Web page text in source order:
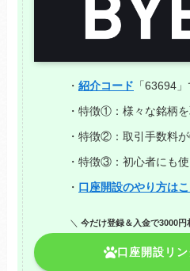
・ 紹介コード 「63694
・特徴①：様々な銘柄
・特徴②：取引手数料
・特徴③：初心者にも
・ 口座開設のやり方は
＼ 今だけ登録＆入金で3000円
口座開設リ